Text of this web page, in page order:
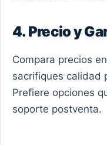
4. Precio y
Compara precios
sacrifiques calidad
Prefiere opciones
soporte postventa.